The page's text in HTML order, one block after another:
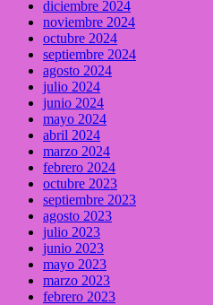
diciembre 2024
noviembre 2024
octubre 2024
septiembre 2024
agosto 2024
julio 2024
junio 2024
mayo 2024
abril 2024
marzo 2024
febrero 2024
octubre 2023
septiembre 2023
agosto 2023
julio 2023
junio 2023
mayo 2023
marzo 2023
febrero 2023